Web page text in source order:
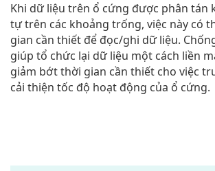
Khi dữ liệu trên ổ cứng được phân tán
tự trên các khoảng trống, việc này có
gian cần thiết để đọc/ghi dữ liệu.
giúp tổ chức lại dữ liệu một cách liền
giảm bớt thời gian cần thiết cho việc
cải thiện tốc độ hoạt động của ổ cứng.